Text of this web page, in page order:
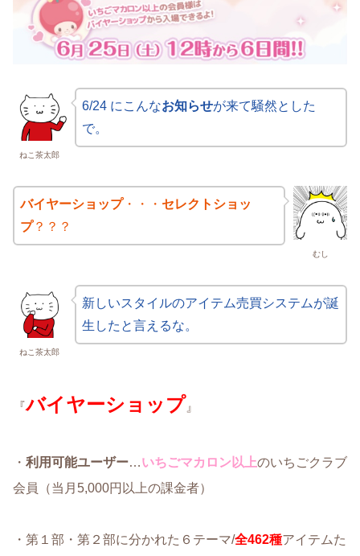
ねこ茶太郎
6/24 にこんなお知らせが来て騒然とした
で。
むし
バイヤーショップ・・・ セレクトショッ
プ？？？
ねこ茶太郎
新しいスタイルのアイテム売買システムが誕
生したと言えるな。
『バイヤーショップ 』
・ 利用可能ユーザー…いちごマカロン以上のいちごクラブ
会員（当月5,000円以上の課金者）
・第１部・第２部に分かれた６テーマ/全462種アイテムた